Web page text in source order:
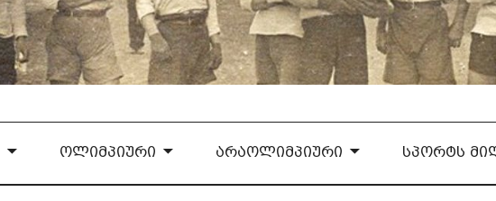
ᲝᲚᲘᲛᲞᲘᲣᲠᲘ ᲐᲠᲐᲝᲚᲘᲛᲞᲘᲣᲠᲘ ᲡᲞᲝᲠᲢᲡ